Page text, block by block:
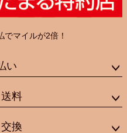
でマイルが2倍！
い
料
換